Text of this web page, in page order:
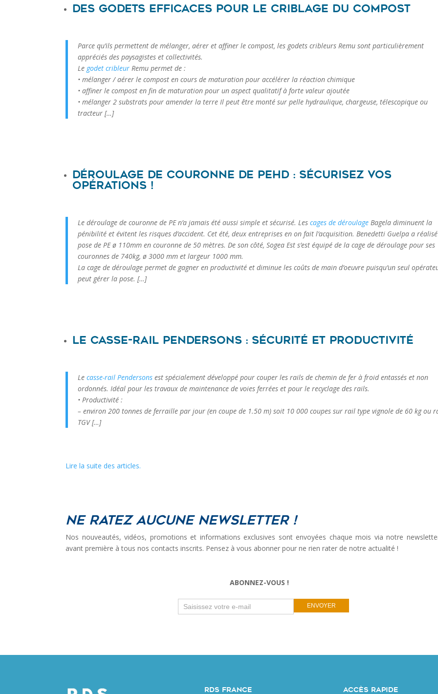
Des godets efficaces pour le criblage du compost
Parce qu’ils permettent de mélanger, aérer et affiner le compost, les godets cribleurs Remu sont particulièrement
appréciés des paysagistes et collectivités.
Le godet cribleur Remu permet de :
• mélanger / aérer le compost en cours de maturation pour accélérer la réaction chimique
• affiner le compost en fin de maturation pour un aspect qualitatif à forte valeur ajoutée
• mélanger 2 substrats pour amender la terre Il peut être monté sur pelle hydraulique, chargeuse, télescopique ou
tracteur […]
Déroulage de couronne de PEHD : sécurisez vos
opérations !
Le déroulage de couronne de PE n’a jamais été aussi simple et sécurisé. Lescages de déroulage Bagela diminuent la
pénibilité et évitent les risques d’accident. Cet été, deux entreprises en on fait l’acquisition. Benedetti Guelpa a
pose de PE ø 110mm en couronne de 50 mètres. De son côté, Sogea Est s’est équipé de la cage de déroulage pour ses
couronnes de 740kg, ø 3000 mm et largeur 1000 mm.
La cage de déroulage permet de gagner en productivité et diminue les coûts de main d’oeuvre puisqu’un seul
peut gérer la pose. […]
Le casse-rail Pendersons : sécurité et productivité
Lecasse-rail Pendersons est spécialement développé pour couper les rails de chemin de fer à froid entassés et non
ordonnés. Idéal pour les travaux de maintenance de voies ferrées et pour le recyclage des rails.
• Productivité :
– environ 200 tonnes de ferraille par jour (en coupe de 1.50 m) soit 10 000 coupes sur rail type vignole de 60 kg ou
TGV […]
Lire la suite des articles.
Ne ratez aucune newsletter !
Nos nouveautés, vidéos, promotions et informations exclusives sont envoyées chaque mois via notre
avant première à tous nos contacts inscrits. Pensez à vous abonner pour ne rien rater de notre actualité !
ABONNEZ-VOUS !
you
ENVOYER
RDS FRANCE ACCÈS RAPIDE